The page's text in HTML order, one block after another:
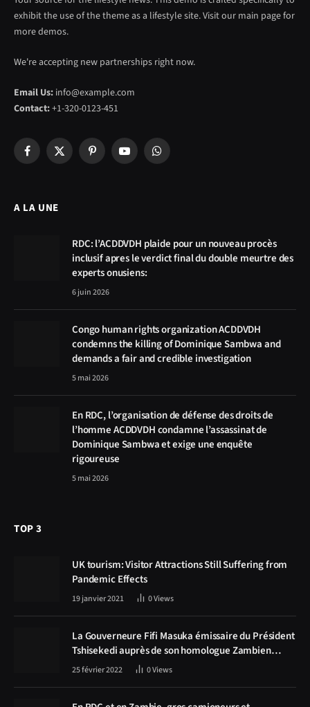
exhibit the use of the theme as a lifestyle site. Visit our main page for
more demos.
We're accepting new partnerships right now.
Email Us: info@example.com
Contact:+1-320-0123-451
Facebook
X
PinterestYouTubeWhatsApp
A LA UNE
RDC: l’ACDDVDH plaide pour un nouveau procès
inclusif apres le verdict final du double meurtre des
experts onusiens:
6 juin 2026
Congo human rights organization ACDDVDH
condemns the killing of Dominique Sambwa and
demands a fair and credible investigation
5 mai 2026
En RDC, l’organisation de défense des droits de
l’homme ACDDVDH condamne l’assassinat de
Dominique Sambwa et exige une enquête
rigoureuse
5 mai 2026
TOP 3
UK tourism: Visitor Attractions Still Suffering from
Pandemic Effects
19 janvier 2021 0Views
La Gouverneure Fifi Masuka émissaire du Président
Tshisekedi auprès de son homologue Zambien
Hichilema, la construction de la route Kolwezi -
25 février 2022 0Views